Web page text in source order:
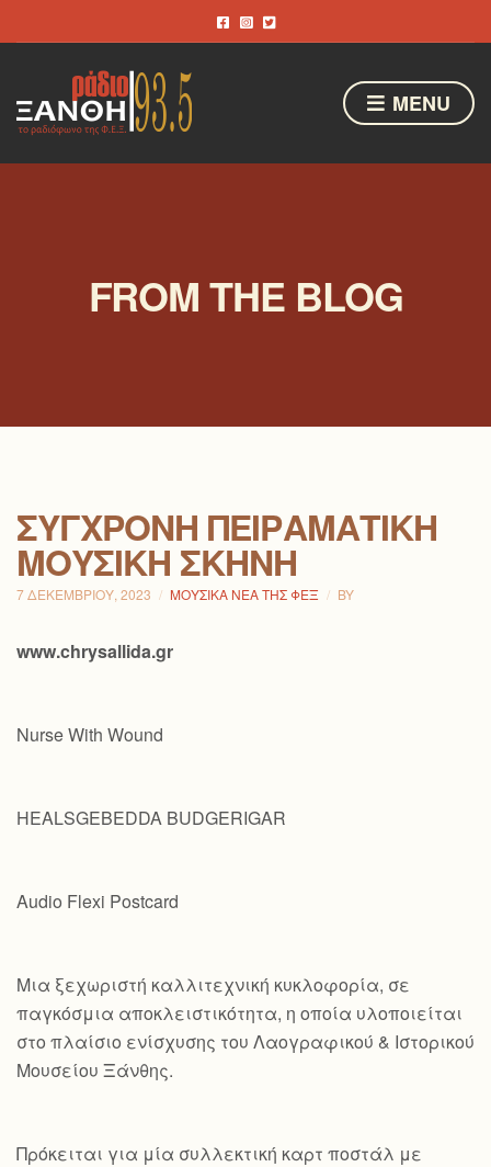
MENU
FROM THE BLOG
ΣΎΓΧΡΟΝΗ ΠΕΙΡΑΜΑΤΙΚΉ
ΜΟΥΣΙΚΉ ΣΚΗΝΉ
7 ΔΕΚΕΜΒΡΊΟΥ, 2023 ΜΟΥΣΙΚΆ ΝΈΑ ΤΗΣ ΦΕΞ BY
www.chrysallida.gr
Nurse With Wound
HEALSGEBEDDA BUDGERIGAR
Audio Flexi Postcard
Mια ξεχωριστή καλλιτεχνική κυκλοφορία, σε
παγκόσμια αποκλειστικότητα, η οποία υλοποιείται
στο πλαίσιο ενίσχυσης του Λαογραφικού & Ιστορικού
Μουσείου Ξάνθης.
Πρόκειται για μία συλλεκτική καρτ ποστάλ με